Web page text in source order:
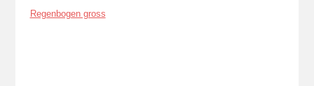
Regenbogen gross